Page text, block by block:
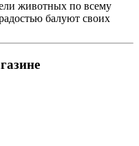
животных по всему
балуют своих